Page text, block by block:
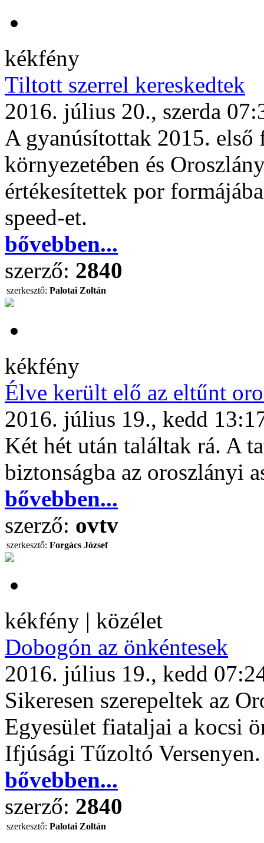
kékfény
Tiltott szerrel kereskedtek
2016. július 20., szerda
A gyanúsítottak 2015. első
környezetében és
értékesítettek por
speed-et.
bővebben...
szerző: 2840
szerkesztő: Palotai Zoltán
kékfény
Élve került elő az eltűnt
2016. július 19., kedd
Két hét után találtak rá. A
biztonságba az oroszlányi
bővebben...
szerző: ovtv
szerkesztő: Forgács József
kékfény | közélet
Dobogón az önkéntesek
2016. július 19., kedd
Sikeresen szerepeltek az
Egyesület fiataljai a kocsi
Ifjúsági Tűzoltó Versenyen.
bővebben...
szerző: 2840
szerkesztő: Palotai Zoltán